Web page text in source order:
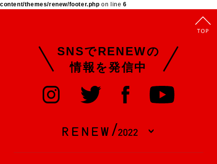
content/themes/renew/footer.php on line 6
SNSでRENEWの
情報を発信中